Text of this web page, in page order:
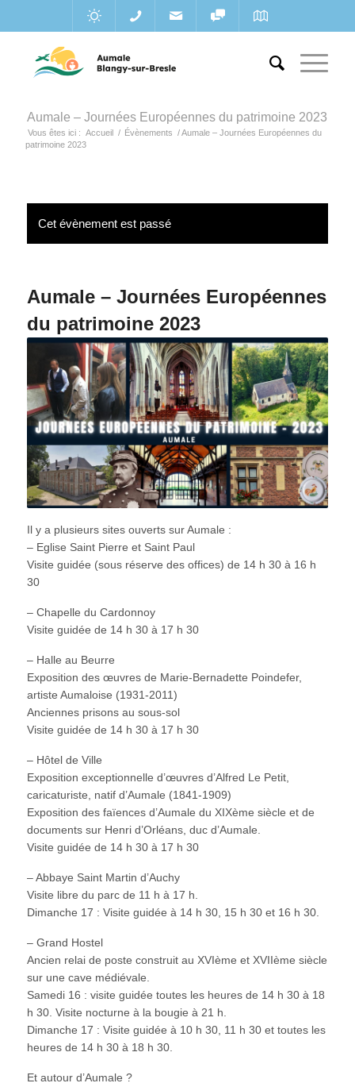
Aumale – Journées Européennes du patrimoine 2023
Vous êtes ici : Accueil / Évènements / Aumale – Journées Européennes du
patrimoine 2023
Cet évènement est passé
Aumale – Journées Européennes
du patrimoine 2023
Il y a plusieurs sites ouverts sur Aumale :
– Eglise Saint Pierre et Saint Paul
Visite guidée (sous réserve des offices) de 14 h 30 à 16 h
30
– Chapelle du Cardonnoy
Visite guidée de 14 h 30 à 17 h 30
– Halle au Beurre
Exposition des œuvres de Marie-Bernadette Poindefer,
artiste Aumaloise (1931-2011)
Anciennes prisons au sous-sol
Visite guidée de 14 h 30 à 17 h 30
– Hôtel de Ville
Exposition exceptionnelle d’œuvres d’Alfred Le Petit,
caricaturiste, natif d’Aumale (1841-1909)
Exposition des faïences d’Aumale du XIXème siècle et de
documents sur Henri d’Orléans, duc d’Aumale.
Visite guidée de 14 h 30 à 17 h 30
– Abbaye Saint Martin d’Auchy
Visite libre du parc de 11 h à 17 h.
Dimanche 17 : Visite guidée à 14 h 30, 15 h 30 et 16 h 30.
– Grand Hostel
Ancien relai de poste construit au XVIème et XVIIème siècle
sur une cave médiévale.
Samedi 16 : visite guidée toutes les heures de 14 h 30 à 18
h 30. Visite nocturne à la bougie à 21 h.
Dimanche 17 : Visite guidée à 10 h 30, 11 h 30 et toutes les
heures de 14 h 30 à 18 h 30.
Et autour d’Aumale ?